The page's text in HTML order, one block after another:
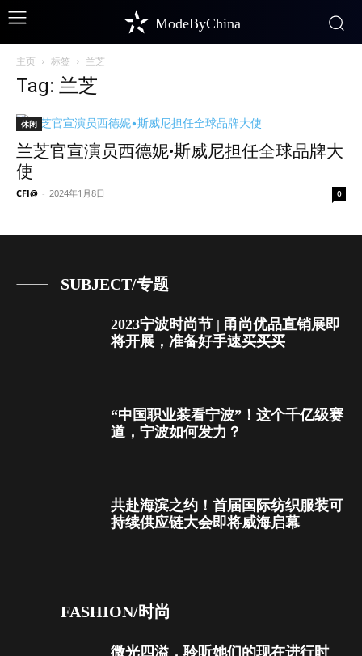
ModeByChina
主页 标签 兰芝
Tag: 兰芝
休闲
兰芝官宣演员西德妮•斯威尼担任全球品牌大
使
CFI@ - 2024年1月8日 0
SUBJECT/专题
2023宁波时尚节 | 甬尚优品直销展即
将开展，准备好手速买买买
“中国职业装看宁波”！这个千亿级赛
道，宁波如何发力？
共赴海滨之约！首届国际纺织服装可
持续供应链大会即将威海启幕
FASHION/时尚
微光四溢，聆听她们的现在进行时